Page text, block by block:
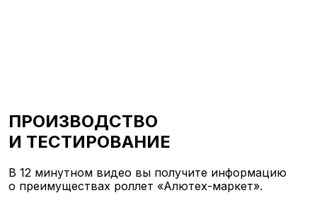
ПРОИЗВОДСТВО
И ТЕСТИРОВАНИЕ
В 12 минутном видео вы получите информацию
о преимуществах роллет «Алютех-маркет».